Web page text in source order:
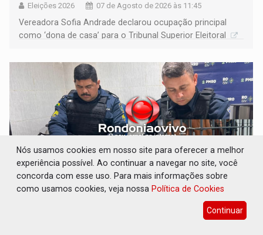
Eleições 2026 07 de Agosto de 2026 às 11:45
Vereadora Sofia Andrade declarou ocupação principal
como ‘dona de casa’ para o Tribunal Superior Eleitoral
VÍDEO: Quadrilha é flagrada com cerca de
Nós usamos cookies em nosso site para oferecer a melhor
experiência possível. Ao continuar a navegar no site, você
concorda com esse uso. Para mais informações sobre
como usamos cookies, veja nossa Política de Cookies
Continuar